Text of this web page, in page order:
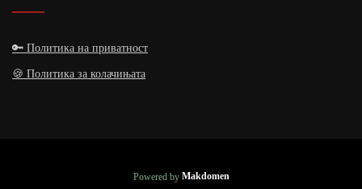
🔑 Политика на приватност
🍪 Политика за колачињата
Powered by Makdomen